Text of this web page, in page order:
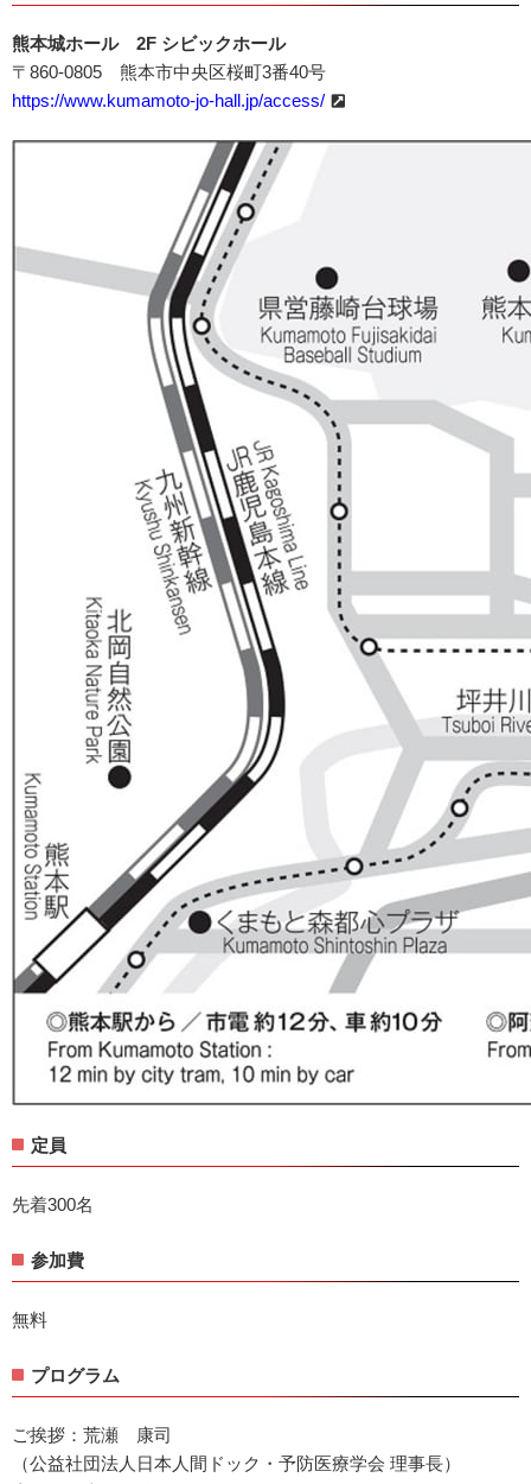
熊本城ホール 2F シビックホール
〒860-0805 熊本市中央区桜町3番40号
https://www.kumamoto-jo-hall.jp/access/
定員
先着300名
参加費
無料
プログラム
ご挨拶：荒瀬 康司
（公益社団法人日本人間ドック・予防医療学会 理事長）